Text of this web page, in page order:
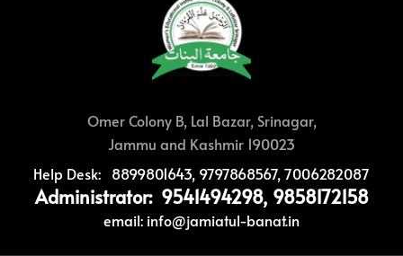
Omer Colony B, Lal Bazar, Srinagar,
Jammu and Kashmir 190023
Help Desk: 8899801643, 9797868567, 7006282087
Administrator: 9541494298, 9858172158
email: info@jamiatul-banat.in